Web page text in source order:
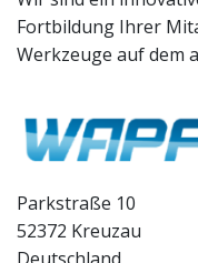
Fortbildung Ihrer
Werkzeuge auf dem
Parkstraße 10
52372 Kreuzau